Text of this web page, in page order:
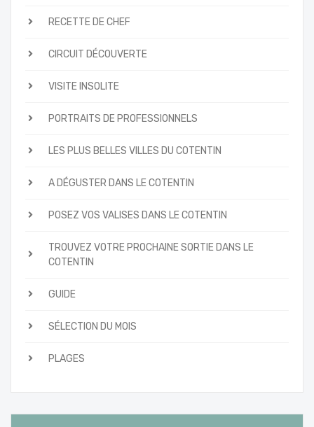
RECETTE DE CHEF
CIRCUIT DÉCOUVERTE
VISITE INSOLITE
PORTRAITS DE PROFESSIONNELS
LES PLUS BELLES VILLES DU COTENTIN
A DÉGUSTER DANS LE COTENTIN
POSEZ VOS VALISES DANS LE COTENTIN
TROUVEZ VOTRE PROCHAINE SORTIE DANS LE
COTENTIN
GUIDE
SÉLECTION DU MOIS
PLAGES